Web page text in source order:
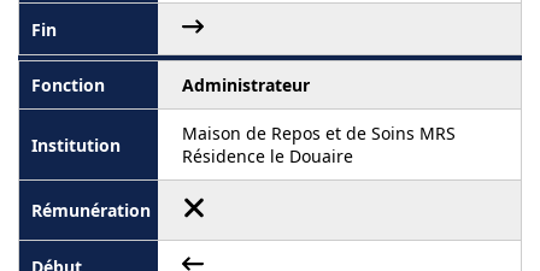
Administrateur
Maison de Repos et de Soins MRS
Résidence le Douaire